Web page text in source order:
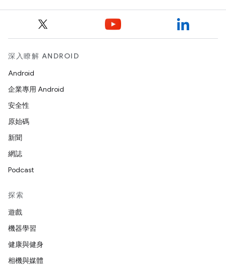
深入瞭解 ANDROID
Android
企業專用 Android
安全性
原始碼
新聞
網誌
Podcast
探索
遊戲
機器學習
健康與健身
相機與媒體